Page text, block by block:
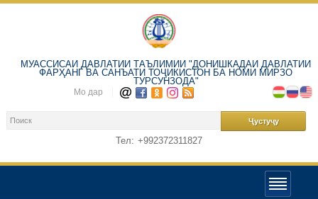
МУАССИСАИ ДАВЛАТИИ ТАЪЛИМИИ "ДОНИШКАДАИ ДАВЛАТИИ
ФАРҲАНГ ВА САНЪАТИ ТОҶИКИСТОН БА НОМИ МИРЗО
ТУРСУНЗОДА"
Мо дар
Тел: +992372311827